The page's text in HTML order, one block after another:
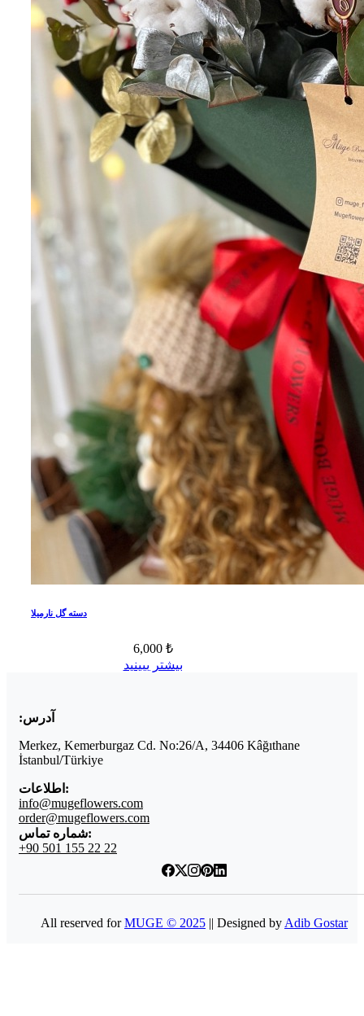
دسته گل نارمیلا
6,000 ₺
بیشتر ببینید
آدرس:
Merkez, Kemerburgaz Cd. No:26/A, 34406 Kâğıthane
İstanbul/Türkiye
اطلاعات:
info@mugeflowers.com
order@mugeflowers.com
شماره تماس:
+90 501 155 22 22
All reserved forMUGE © 2025 || Designed by Adib Gostar